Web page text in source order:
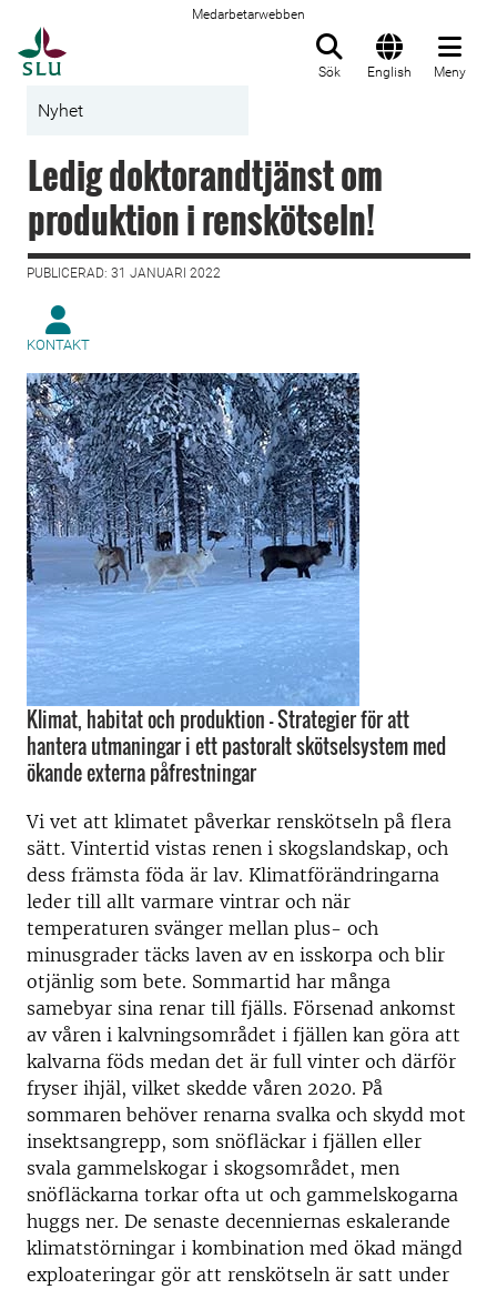
Medarbetarwebben
Sök English Meny
Nyhet
Ledig doktorandtjänst om
produktion i renskötseln!
PUBLICERAD: 31 JANUARI 2022
KONTAKT
Klimat, habitat och produktion – Strategier för att
hantera utmaningar i ett pastoralt skötselsystem med
ökande externa påfrestningar
Vi vet att klimatet påverkar renskötseln på flera
sätt. Vintertid vistas renen i skogslandskap, och
dess främsta föda är lav. Klimatförändringarna
leder till allt varmare vintrar och när
temperaturen svänger mellan plus- och
minusgrader täcks laven av en isskorpa och blir
otjänlig som bete. Sommartid har många
samebyar sina renar till fjälls. Försenad ankomst
av våren i kalvningsområdet i fjällen kan göra att
kalvarna föds medan det är full vinter och därför
fryser ihjäl, vilket skedde våren 2020. På
sommaren behöver renarna svalka och skydd mot
insektsangrepp, som snöfläckar i fjällen eller
svala gammelskogar i skogsområdet, men
snöfläckarna torkar ofta ut och gammelskogarna
huggs ner. De senaste decenniernas eskalerande
klimatstörningar i kombination med ökad mängd
exploateringar gör att renskötseln är satt under